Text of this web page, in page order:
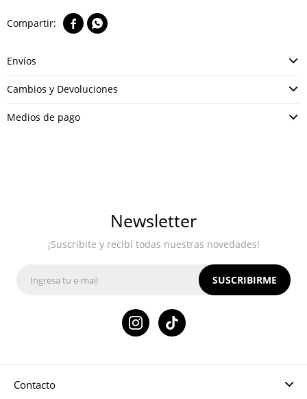
 
Envíos
Cambios y Devoluciones
Medios de pago
Contacto
Newsletter
¡Suscribite y recibí todas nuestras novedades!
SUSCRIBIRME
